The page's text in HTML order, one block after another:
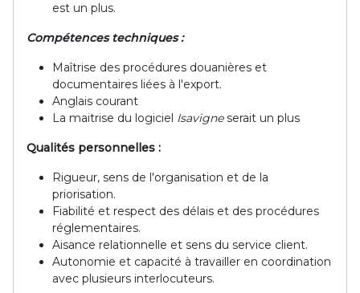
est un plus.
Compétences techniques :
Maîtrise des procédures douanières et
documentaires liées à l'export.
Anglais courant
La maitrise du logiciel Isavigneserait un plus
Qualités personnelles :
Rigueur, sens de l'organisation et de la
priorisation.
Fiabilité et respect des délais et des procédures
réglementaires.
Aisance relationnelle et sens du service client.
Autonomie et capacité à travailler en coordination
avec plusieurs interlocuteurs.